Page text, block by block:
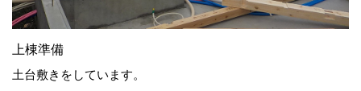
上棟準備
土台敷きをしています。